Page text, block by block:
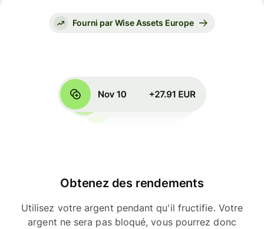
Fourni par Wise Assets Europe
Obtenez des rendements
Utilisez votre argent pendant qu'il fructifie. Votre
argent ne sera pas bloqué, vous pourrez donc